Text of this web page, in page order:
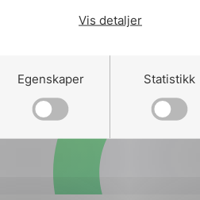
Vis detaljer
Egenskaper Statistikk